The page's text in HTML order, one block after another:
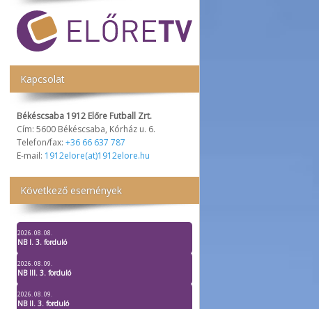
Kapcsolat
Békéscsaba 1912 Előre Futball Zrt.
Cím: 5600 Békéscsaba, Kórház u. 6.
Telefon/fax: +36 66 637 787
E-mail: 1912elore(at)1912elore.hu
Következő események
2026. 08. 08.
NB I. 3. forduló
2026. 08. 09.
NB III. 3. forduló
2026. 08. 09.
NB II. 3. forduló